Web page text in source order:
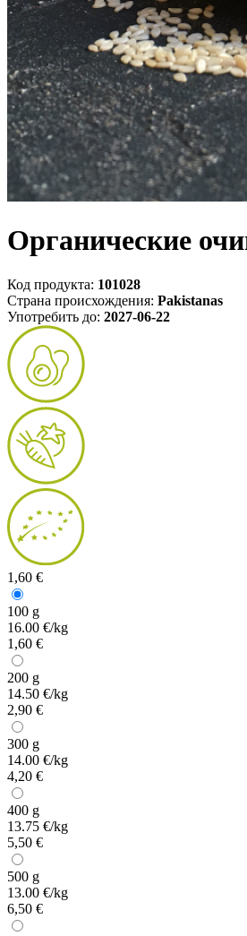
Органические
Код продукта: 101028
Страна происхождения: Pakistanas
Употребить до: 2027-06-22
1,60 €
100 g
16.00 €/kg
1,60 €
200 g
14.50 €/kg
2,90 €
300 g
14.00 €/kg
4,20 €
400 g
13.75 €/kg
5,50 €
500 g
13.00 €/kg
6,50 €